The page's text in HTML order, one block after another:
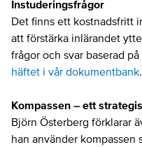
Instuderingsfrågor
Det finns ett kostnadsfritt
att förstärka inlärandet
frågor och svar baserad
häftet i vår dokumentbank.
Kompassen – ett
Björn Österberg förklarar
han använder